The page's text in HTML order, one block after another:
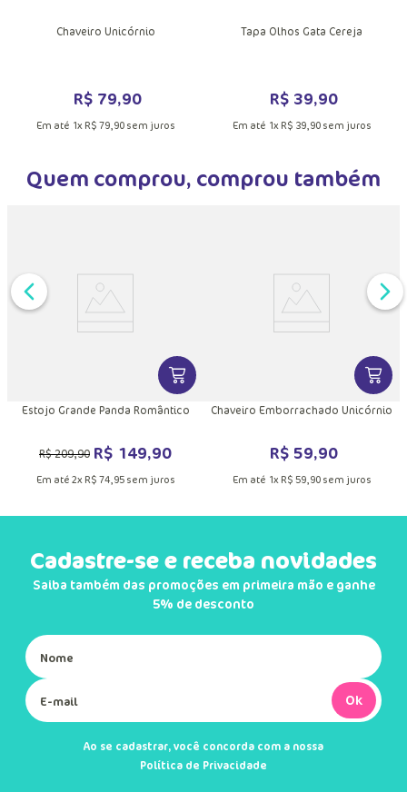
Chaveiro Unicórnio
R$ 79,90
Em até 1x R$ 79,90sem juros
Tapa Olhos Gata Cereja
R$ 39,90
Em até 1x R$ 39,90sem juros
Quem comprou, comprou também
INFORMAÇÕES DO PRODUTOVER MAIS INFORMAÇÕES DO
Estojo Grande Panda Romântico
R$209,90 R$ 149,90
Em até 2x R$ 74,95sem juros
VER
Chaveiro Emborrachado Unicórnio
R$ 59,90
Em até 1x R$ 59,90sem juros
Cadastre-se e receba novidades
Saiba também das promoções em primeira mão e ganhe
5% de desconto
Ok
Ao se cadastrar, você concorda com a nossa
Política de Privacidade